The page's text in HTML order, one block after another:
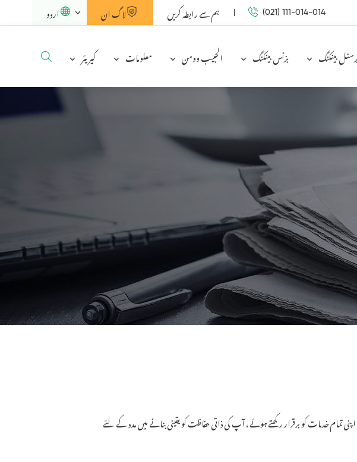
(021) 111-014-014 ہم سے رابطہ کریں لاگ ان اردو
بینکنگ بزنس بینکنگ الحبیب وومن معلومات کیریئر
تمام خدمات کو برقرار رکھتے ہوئے ، آپ کی ذاتی حفاظت کو یقینی بنانے میں مدد کے لئے